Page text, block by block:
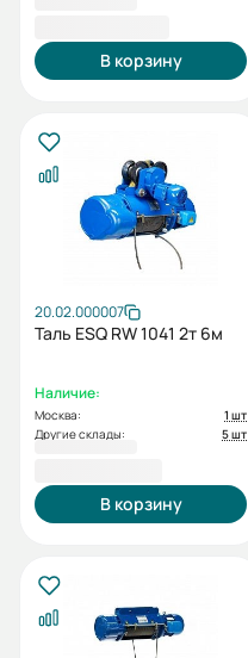
В корзину
20.02.000007
Таль ESQ RW 1041 2т 6м
Наличие:
Москва:
1 шт
Другие склады:
5 шт
В корзину